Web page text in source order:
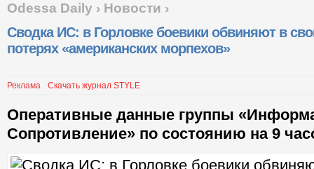
Odessa Daily › Новости ›
Сводка ИС: в Горловке боевики обвиняют в
потерях «американских морпехов»
Реклама Скачать журнал STYLE
Оперативные данные группы
Сопротивление» по состоянию на 9